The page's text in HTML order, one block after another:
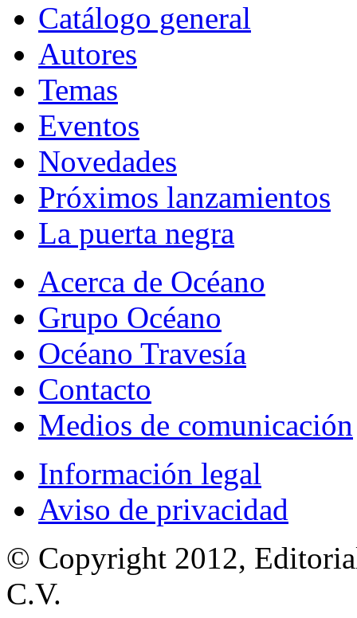
Catálogo general
Autores
Temas
Eventos
Novedades
Próximos lanzamientos
La puerta negra
Acerca de Océano
Grupo Océano
Océano Travesía
Contacto
Medios de comunicación
Información legal
Aviso de privacidad
© Copyright 2012,
C.V.